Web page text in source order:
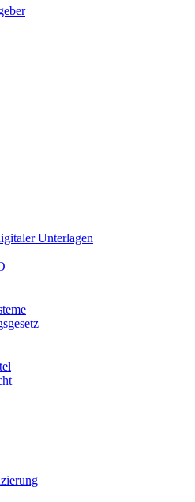
Unterlagen